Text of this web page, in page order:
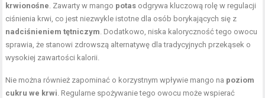
krwionośne . Zawarty w mango potas odgrywa kluczową rolę w regulacji
ciśnienia krwi, co jest niezwykle istotne dla osób borykających się z
nadciśnieniem tętniczym . Dodatkowo, niska kaloryczność tego owocu
sprawia, że stanowi zdrowszą alternatywę dla tradycyjnych przekąsek o
wysokiej zawartości kalorii.
Nie można również zapominać o korzystnym wpływie mango na poziom
cukru we krwi . Regularne spożywanie tego owocu może wspierać